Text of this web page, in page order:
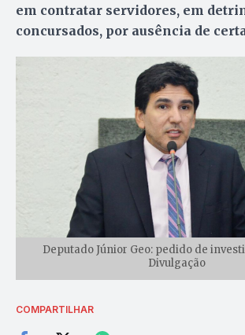
em contratar servidores, em
concursados, por ausência de
Deputado Júnior Geo: pedido de
Divulgação
COMPARTILHAR